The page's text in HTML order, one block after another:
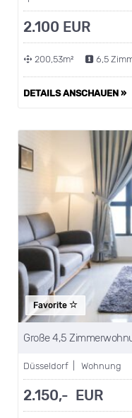
2.100 EUR
200,53m² 6,5
DETAILS ANSCHAUEN »
Favorite
Große 4,5
Düsseldorf | Wohnung
2.150,- EUR